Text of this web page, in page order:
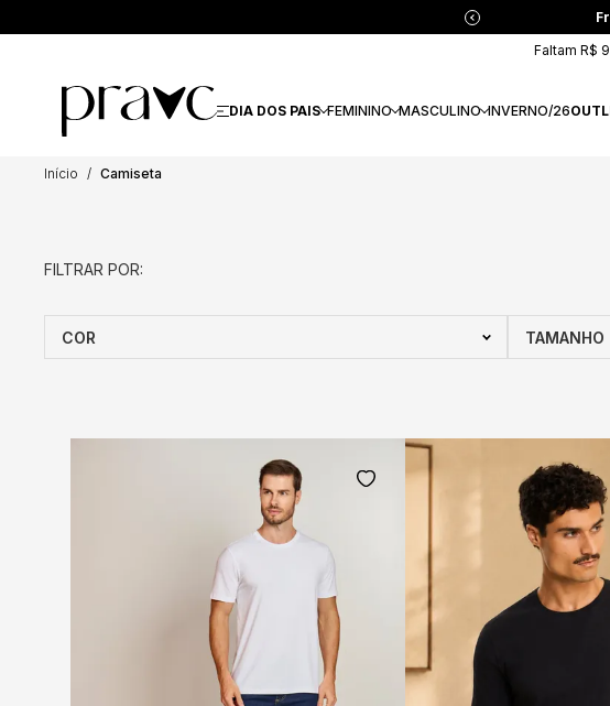
Faltam R$
DIA DOS PAIS FEMININO MASCULINO INVERNO/26
Início Camiseta
COR TAMANHO